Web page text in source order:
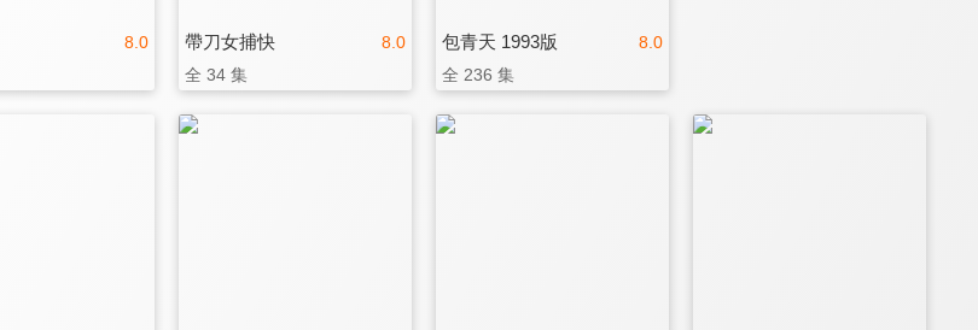
8.0 8.0
帶刀女捕快
全 34 集
8.0
包青天 1993版
全 236 集